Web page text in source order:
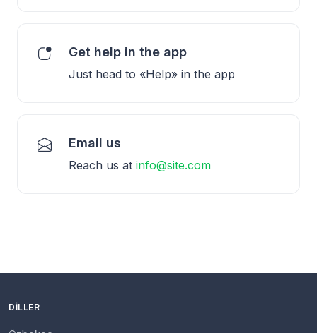
Get help in the app
Just head to «Help» in the app
Email us
Reach us at info@site.com
DILLER